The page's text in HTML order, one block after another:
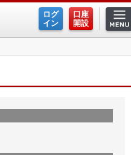
ログ
イン
口座
開設